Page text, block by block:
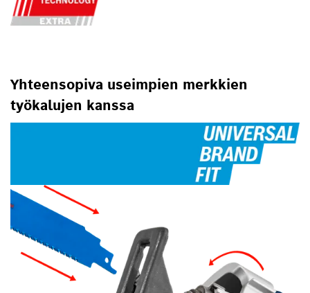
Yhteensopiva useimpien merkkien
työkalujen kanssa